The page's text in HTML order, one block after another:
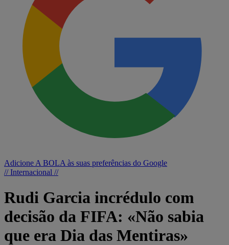
Adicione A BOLA às suas preferências do Google
// Internacional //
Rudi Garcia incrédulo com
decisão da FIFA: «Não sabia
que era Dia das Mentiras»